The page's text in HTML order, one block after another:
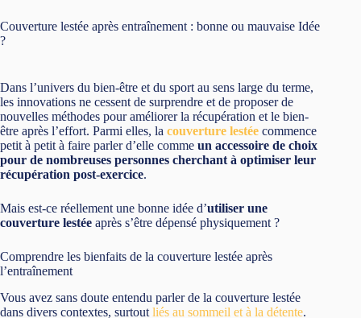
Couverture lestée après entraînement : bonne ou mauvaise Idée
?
Dans l’univers du bien-être et du sport au sens large du terme,
les innovations ne cessent de surprendre et de proposer de
nouvelles méthodes pour améliorer la récupération et le bien-
être après l’effort. Parmi elles, la couverture lestée commence
petit à petit à faire parler d’elle comme un accessoire de choix
pour de nombreuses personnes cherchant à optimiser leur
récupération post-exercice.
Mais est-ce réellement une bonne idée d’utiliser une
couverture lestée après s’être dépensé physiquement ?
Comprendre les bienfaits de la couverture lestée après
l’entraînement
Vous avez sans doute entendu parler de la couverture lestée
dans divers contextes, surtout liés au sommeil et à la détente.